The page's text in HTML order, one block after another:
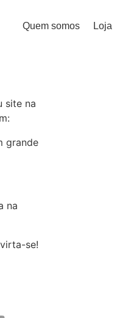
Quem somos Loja
site na
grande
na
se!